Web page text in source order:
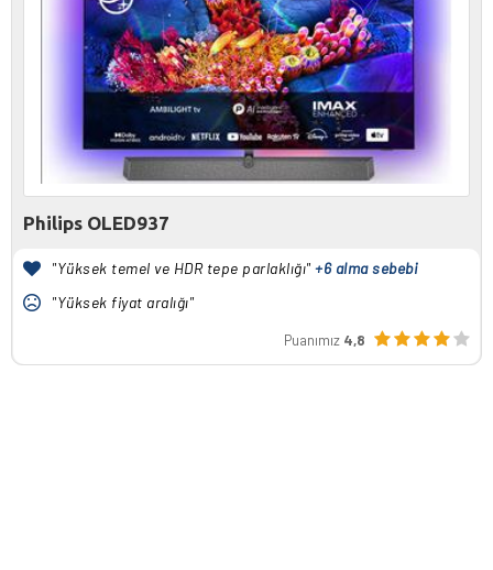
Philips OLED937
"Yüksek temel ve HDR tepe parlaklığı" +6 alma sebebi
"Yüksek fiyat aralığı"
Puanımız 4,8